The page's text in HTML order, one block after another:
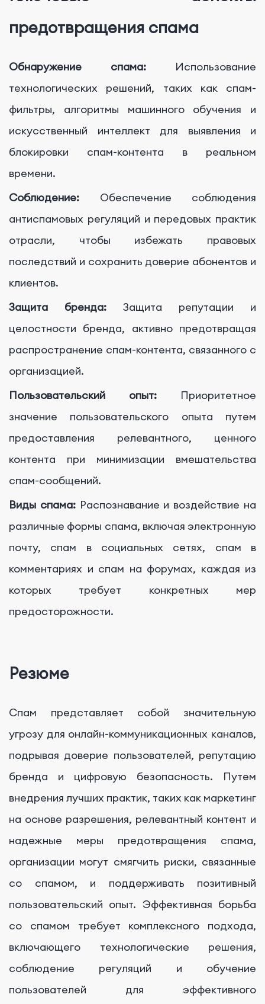
предотвращения спама
Обнаружение спама: Использование
технологических решений, таких как спам-
фильтры, алгоритмы машинного обучения и
искусственный интеллект для выявления и
блокировки спам-контента в реальном
времени.
Соблюдение: Обеспечение соблюдения
антиспамовых регуляций и передовых практик
отрасли, чтобы избежать правовых
последствий и сохранить доверие абонентов и
клиентов.
Защита бренда: Защита репутации и
целостности бренда, активно предотвращая
распространение спам-контента, связанного с
организацией.
Пользовательский опыт: Приоритетное
значение пользовательского опыта путем
предоставления релевантного, ценного
контента при минимизации вмешательства
спам-сообщений.
Виды спама:Распознавание и воздействие на
различные формы спама, включая электронную
почту, спам в социальных сетях, спам в
комментариях и спам на форумах, каждая из
которых требует конкретных мер
предосторожности.
Резюме
Спам представляет собой значительную
угрозу для онлайн-коммуникационных каналов,
подрывая доверие пользователей, репутацию
бренда и цифровую безопасность. Путем
внедрения лучших практик, таких как маркетинг
на основе разрешения, релевантный контент и
надежные меры предотвращения спама,
организации могут смягчить риски, связанные
со спамом, и поддерживать позитивный
пользовательский опыт. Эффективная борьба
со спамом требует комплексного подхода,
включающего технологические решения,
соблюдение регуляций и обучение
пользователей для эффективного